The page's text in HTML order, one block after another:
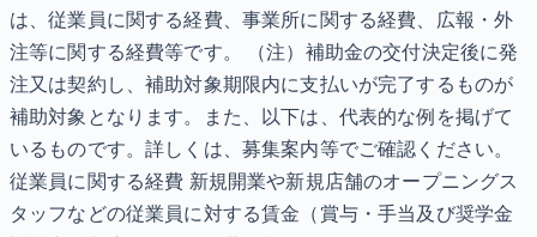
は、従業員に関する経費、事業所に関する経費、広報・外
注等に関する経費等です。 （注）補助金の交付決定後に発
注又は契約し、補助対象期限内に支払いが完了するものが
補助対象となります。また、以下は、代表的な例を掲げて
いるものです。詳しくは、募集案内等でご確認ください。
従業員に関する経費 新規開業や新規店舗のオープニングス
タッフなどの従業員に対する賃金（賞与・手当及び奨学金